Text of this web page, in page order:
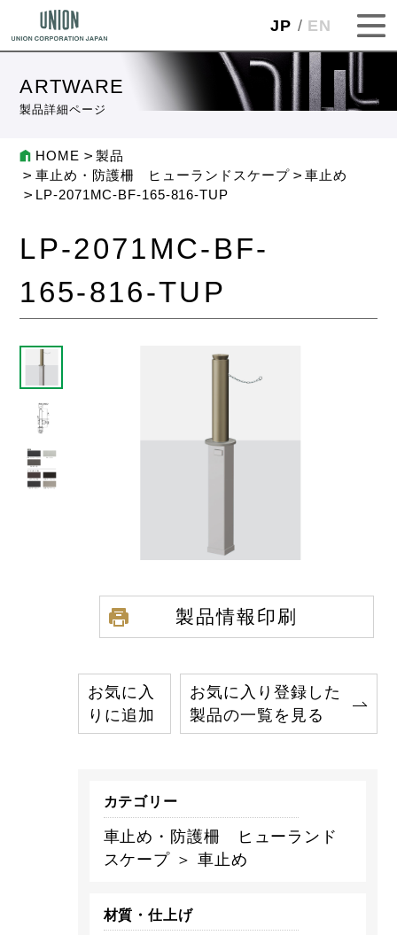
JP EN
ARTWARE
製品詳細ページ
HOME
製品
車止め・防護柵 ヒューランドスケープ
車止め
LP-2071MC-BF-165-816-TUP
LP-2071MC-BF-
165-816-TUP
製品情報印刷
お気に入
りに追加
お気に入り登録した
製品の一覧を見る
カテゴリー
車止め・防護柵 ヒューランド
スケープ ＞ 車止め
材質・仕上げ